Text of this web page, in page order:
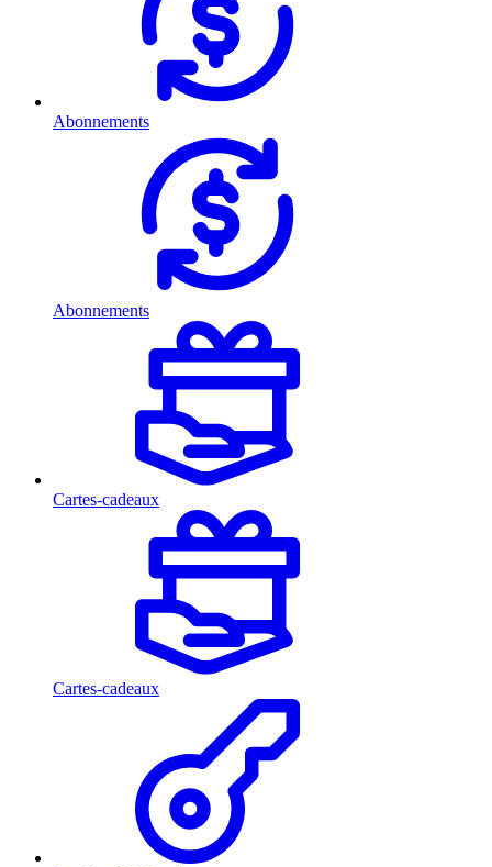
Abonnements
Abonnements
Cartes-cadeaux
Cartes-cadeaux